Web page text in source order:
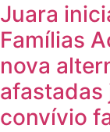
Juara
Famílias
nova
convívio